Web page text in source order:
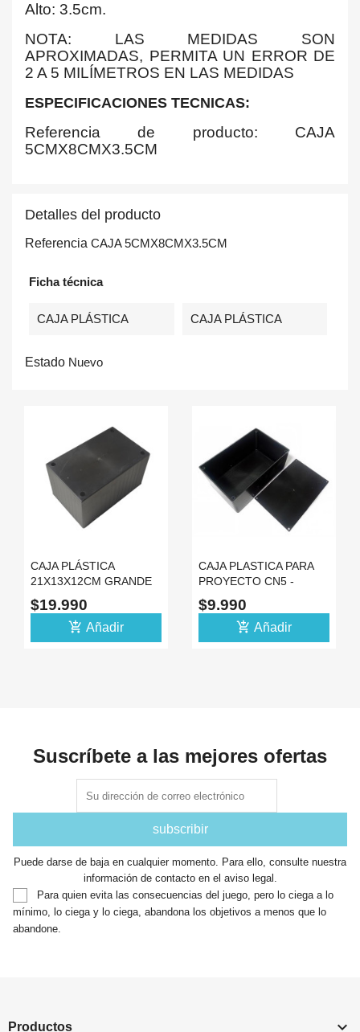
Alto: 3.5cm.
NOTA: LAS MEDIDAS SON
APROXIMADAS, PERMITA UN ERROR DE
2 A 5 MILÍMETROS EN LAS MEDIDAS
ESPECIFICACIONES TECNICAS:
Referencia de producto: CAJA
5CMX8CMX3.5CM
Detalles del producto
Referencia CAJA 5CMX8CMX3.5CM
Ficha técnica
CAJA PLÁSTICA CAJA PLÁSTICA
Estado Nuevo
CAJA PLÁSTICA
21X13X12CM GRANDE
CON TAPA PARA
PROYECTO
$19.990
add_shopping_cart Añadir
CAJA PLASTICA PARA
PROYECTO CN5 -
17CMX10.5CMX7.5CM
$9.990
add_shopping_cart Añadir
Suscríbete a las mejores ofertas
Puede darse de baja en cualquier momento. Para ello, consulte nuestra
información de contacto en el aviso legal.
Para quien evita las consecuencias del juego, pero lo ciega a lo
mínimo, lo ciega y lo ciega, abandona los objetivos a menos que lo
abandone.
Productos 